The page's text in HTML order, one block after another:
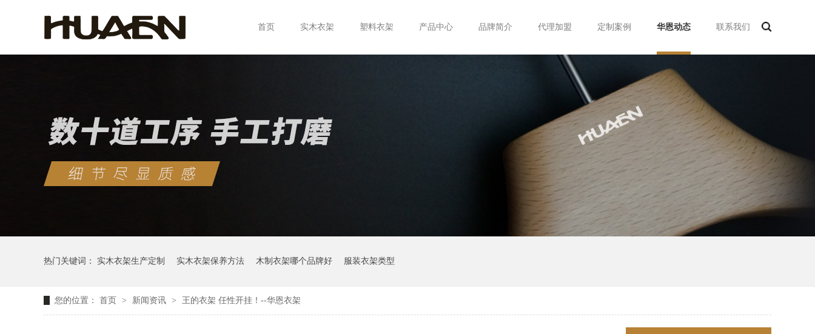
首页 实木衣架 塑料衣架 产品中心 品牌简介 代理加盟 定制案例 华恩动态 联系我们
热门关键词： 实木衣架生产定制 实木衣架保养方法 木制衣架哪个品牌好 服装衣架类型
您的位置： 首页 > 新闻资讯 > 王的衣架 任性开挂！--华恩衣架